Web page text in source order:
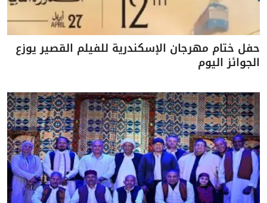
حفل ختام مهرجان الإسكندرية للفيلم القصير يوزع
الجوائز اليوم